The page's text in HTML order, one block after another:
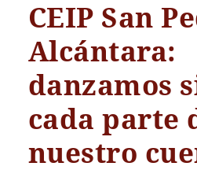
CEIP San
Alcántara:
danzamos
cada parte
nuestro